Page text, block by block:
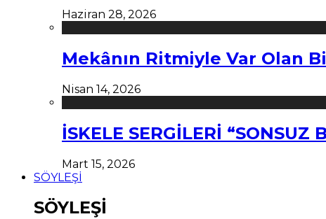
Haziran 28, 2026
Mekânın Ritmiyle Var Olan
Nisan 14, 2026
İSKELE SERGİLERİ “SONSUZ
Mart 15, 2026
SÖYLEŞİ
SÖYLEŞİ